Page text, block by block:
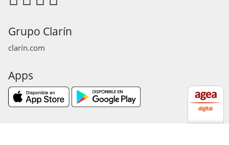
Grupo Clarín
clarín.com
Apps